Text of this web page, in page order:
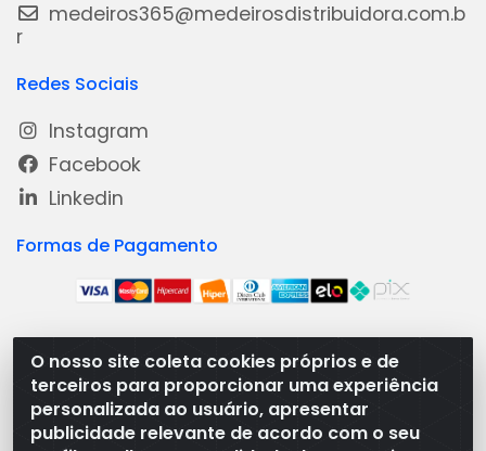
O nosso site coleta cookies próprios e de
terceiros para proporcionar uma experiência
personalizada ao usuário, apresentar
publicidade relevante de acordo com o seu
medeiros365@medeirosdistribuidora.com.b
r
Redes Sociais
Instagram
Facebook
Linkedin
Formas de Pagamento
Medeiros Distribuidora - Rua Dias Carneiro, 1977 -
Ramal, Bacabal/MA - CEP 65.700-000 - CNPJ
08.474.030/0001-41